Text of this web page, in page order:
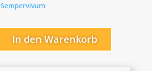
Sempervivum
In den Warenkorb